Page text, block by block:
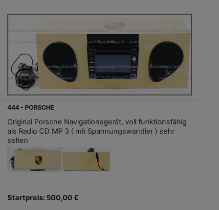
444 - PORSCHE
Original Porsche Navigationsgerät, voll funktionsfähig
als Radio CD MP 3 ( mit Spannungswandler ) sehr
selten
Startpreis: 500,00 €